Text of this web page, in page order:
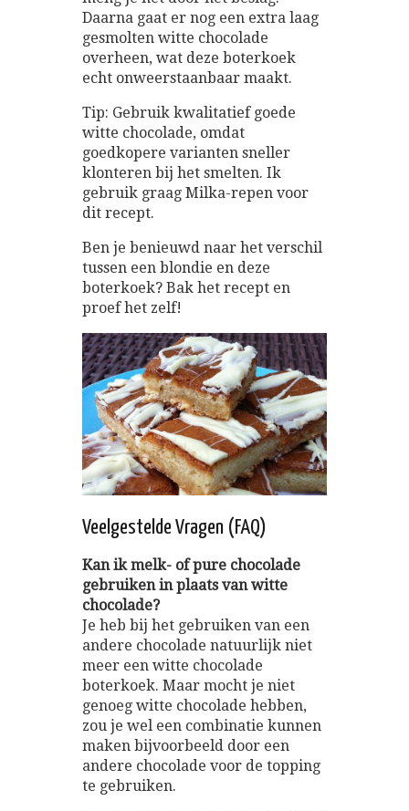
Daarna gaat er nog een extra laag
gesmolten witte chocolade
overheen, wat deze boterkoek
echt onweerstaanbaar maakt.
Tip: Gebruik kwalitatief goede
witte chocolade, omdat
goedkopere varianten sneller
klonteren bij het smelten. Ik
gebruik graag Milka-repen voor
dit recept.
Ben je benieuwd naar het verschil
tussen een blondie en deze
boterkoek? Bak het recept en
proef het zelf!
Veelgestelde Vragen (FAQ)
Kan ik melk- of pure chocolade
gebruiken in plaats van witte
chocolade?
Je heb bij het gebruiken van een
andere chocolade natuurlijk niet
meer een witte chocolade
boterkoek. Maar mocht je niet
genoeg witte chocolade hebben,
zou je wel een combinatie kunnen
maken bijvoorbeeld door een
andere chocolade voor de topping
te gebruiken.